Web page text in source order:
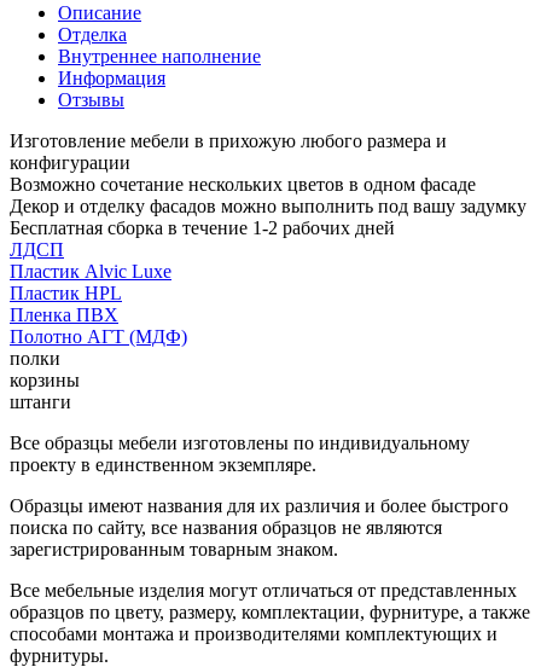
Описание
Отделка
Внутреннее наполнение
Информация
Отзывы
Изготовление мебели в прихожую любого размера и
конфигурации
Возможно сочетание нескольких цветов в одном фасаде
Декор и отделку фасадов можно выполнить под вашу задумку
Бесплатная сборка в течение 1-2 рабочих дней
ЛДСП
Пластик Alvic Luxe
Пластик HPL
Пленка ПВХ
Полотно АГТ (МДФ)
полки
корзины
штанги
Все образцы мебели изготовлены по индивидуальному
проекту в единственном экземпляре.
Образцы имеют названия для их различия и более быстрого
поиска по сайту, все названия образцов не являются
зарегистрированным товарным знаком.
Все мебельные изделия могут отличаться от представленных
образцов по цвету, размеру, комплектации, фурнитуре, а также
способами монтажа и производителями комплектующих и
фурнитуры.